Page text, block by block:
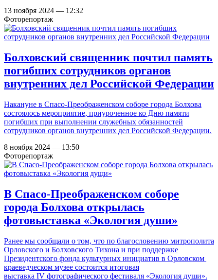
13 ноября 2024 — 12:32
Фоторепортаж
Болховский священник почтил память
погибших сотрудников органов
внутренних дел Российской Федерации
Накануне в Спасо-Преображенском соборе города Болхова
состоялось мероприятие, приуроченное ко Дню памяти
погибших при выполнении служебных обязанностей
сотрудников органов внутренних дел Российской Федерации.
8 ноября 2024 — 13:50
Фоторепортаж
В Спасо-Преображенском соборе
города Болхова открылась
фотовыставка «Экология души»
Ранее мы сообщали о том, что по благословению митрополита
Орловского и Болховского Тихона и при поддержке
Президентского фонда культурных инициатив в Орловском
краеведческом музее состоится итоговая
выставка IV фотографического фестиваля «Экология души».